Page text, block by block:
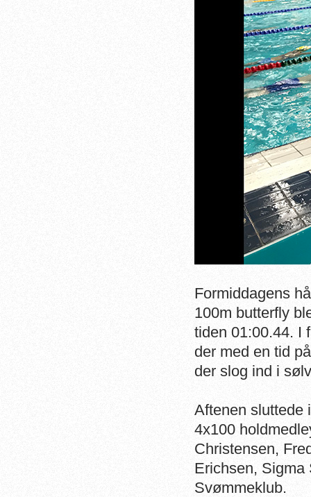
Formiddagens
100m butterfly
tiden 01:00.44. I
der med en tid
der slog ind i
Aftenen sluttede
4x100
Christensen,
Erichsen,
Svømmeklub.